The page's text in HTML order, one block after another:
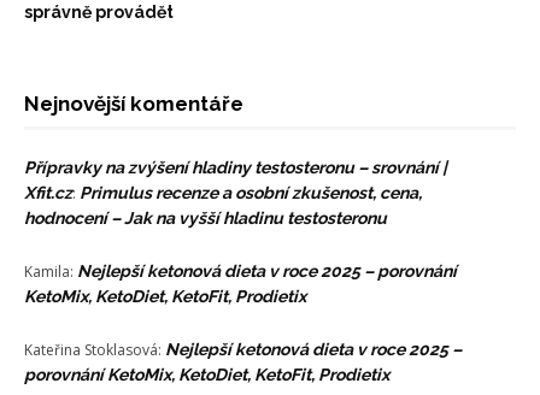
správně provádět
Nejnovější komentáře
Přípravky na zvýšení hladiny testosteronu – srovnání |
Xfit.cz: Primulus recenze a osobní zkušenost, cena,
hodnocení – Jak na vyšší hladinu testosteronu
Kamila: Nejlepší ketonová dieta v roce 2025 – porovnání
KetoMix, KetoDiet, KetoFit, Prodietix
Kateřina Stoklasová: Nejlepší ketonová dieta v roce 2025 –
porovnání KetoMix, KetoDiet, KetoFit, Prodietix